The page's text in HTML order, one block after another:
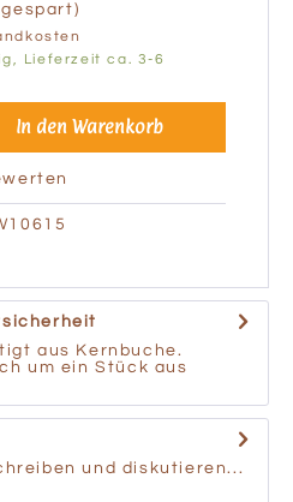
Lieferzeit ca. 3-6
In den Warenkorb
aus Kernbuche.
um ein Stück aus
und diskutieren...